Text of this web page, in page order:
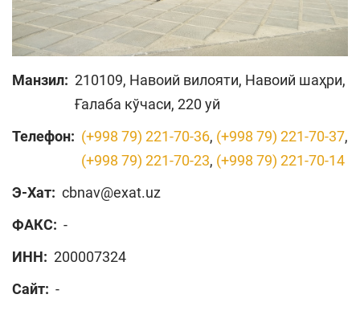
Манзил: 210109, Навоий вилояти, Навоий шаҳри,
Ғалаба кўчаси, 220 уй
Телефон: (+998 79) 221-70-36, (+998 79) 221-70-37,
(+998 79) 221-70-23, (+998 79) 221-70-14
Э-Хат: cbnav@exat.uz
ФАКС: -
ИНН: 200007324
Сайт: -